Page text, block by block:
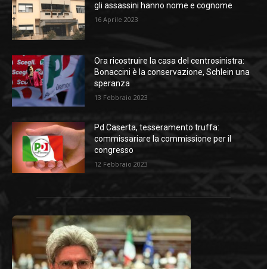
gli assassini hanno nome e cognome
16 Aprile 2023
Ora ricostruire la casa del centrosinistra:
Bonaccini è la conservazione, Schlein una
speranza
13 Febbraio 2023
Pd Caserta, tesseramento truffa:
commissariare la commissione per il
congresso
12 Febbraio 2023